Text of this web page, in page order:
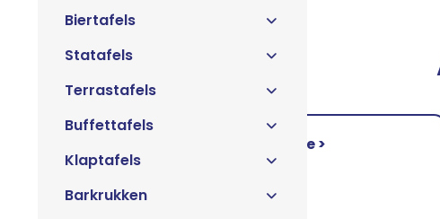
Biertafels
Statafels
Terrastafels
Buffettafels
Klaptafels
Barkrukken
Pipe & Drape >